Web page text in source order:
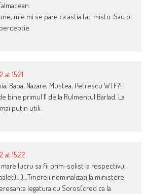
mie mi se pare ca astia fac misto. Sau oi
at 15:21
Baba, Nazare, Mustea, Petrescu WTF?!
bine primul 11 de la Rulmentul Barlad. La
putin utili.
at 15:22
lucru sa fii prim-solist la respectivul
nominalizati la ministere
legatura cu Soros(cred ca la